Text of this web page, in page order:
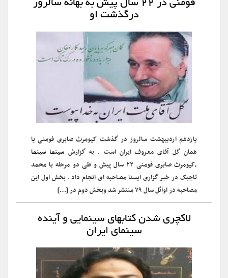
فومنی در ۲۲ سال پیش به بهانه سالروز
درگذشت او
یازدهم اردیبهشت سالروز در گذشت کیومرث صابری فومنی یا
همان گل آقای معروف ایران است . به گزارش سینما سینما
،کیومرث صابری فومنی ۲۲ سال پیش و طی دو مرحله با محمد
تاجیک در خبر گزاری ایسنا مصاحبه ای انجام داد . بخش اول این
مصاحبه در اوائل سال ۷۹ منتشر شد وبخش دوم در […]
لاکچری شدن کتابهای سینمایی و آینده
سینمای ایران